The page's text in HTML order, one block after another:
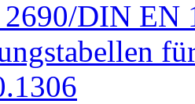
DIN EN